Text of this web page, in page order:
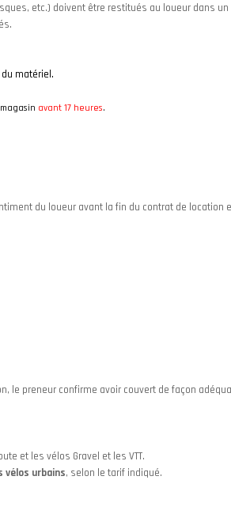
etc.) doivent être restitués au loueur dans
matériel.
avant 17 heures.
du loueur avant la fin du contrat de location
le preneur confirme avoir couvert de façon
et les vélos Gravel et les VTT.
vélos urbains, selon le tarif indiqué.